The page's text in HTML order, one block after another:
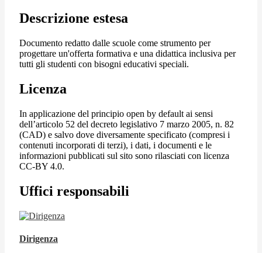
Descrizione estesa
Documento redatto dalle scuole come strumento per
progettare un'offerta formativa e una didattica inclusiva per
tutti gli studenti con bisogni educativi speciali.
Licenza
In applicazione del principio open by default ai sensi
dell’articolo 52 del decreto legislativo 7 marzo 2005, n. 82
(CAD) e salvo dove diversamente specificato (compresi i
contenuti incorporati di terzi), i dati, i documenti e le
informazioni pubblicati sul sito sono rilasciati con licenza
CC-BY 4.0.
Uffici responsabili
Dirigenza